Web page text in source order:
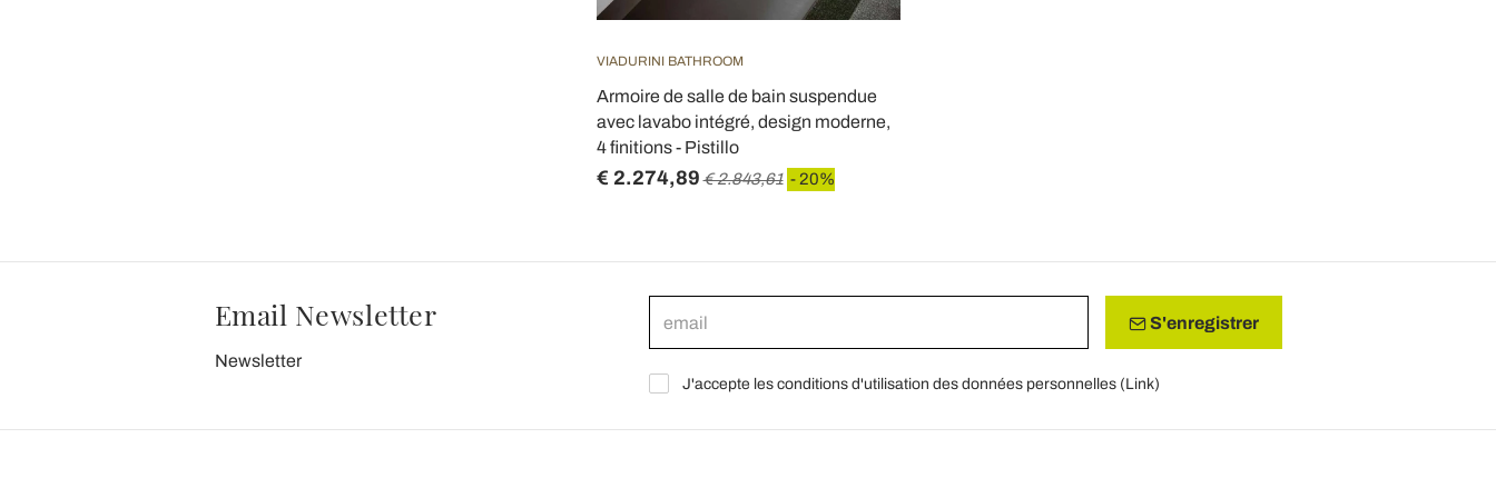
VIADURINI BATHROOM
Armoire de salle de bain suspendue
avec lavabo intégré, design moderne,
4 finitions - Pistillo
€ 2.274,89 € 2.843,61 - 20%
Email Newsletter
Newsletter
S'enregistrer
J'accepte les conditions d'utilisation des données personnelles (Link)